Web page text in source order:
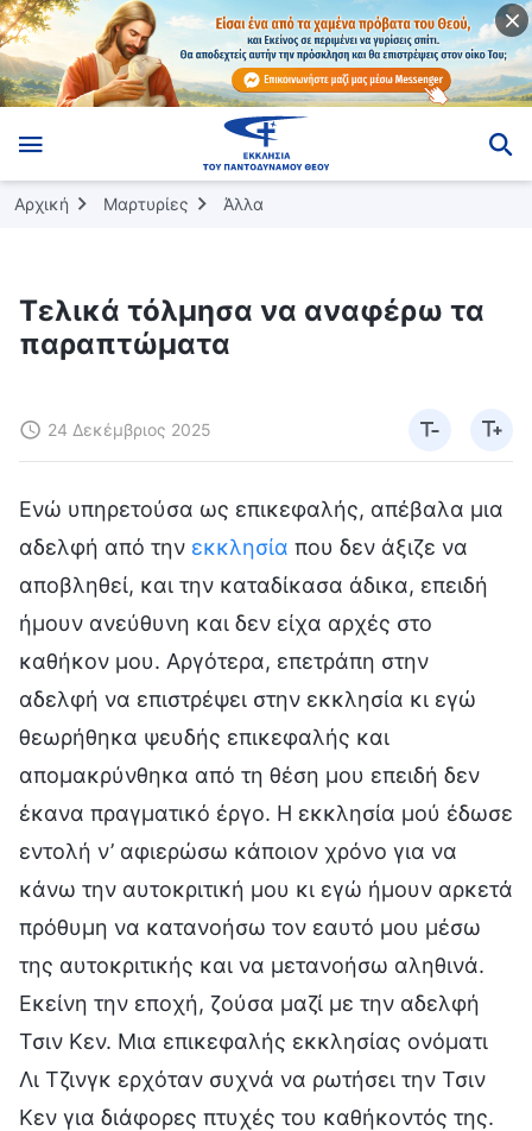
Αρχική Μαρτυρίες Άλλα
Τελικά τόλμησα να αναφέρω τα
παραπτώματα
24 Δεκέμβριος 2025
Ενώ υπηρετούσα ως επικεφαλής, απέβαλα μια
αδελφή από την εκκλησία που δεν άξιζε να
αποβληθεί, και την καταδίκασα άδικα, επειδή
ήμουν ανεύθυνη και δεν είχα αρχές στο
καθήκον μου. Αργότερα, επετράπη στην
αδελφή να επιστρέψει στην εκκλησία κι εγώ
θεωρήθηκα ψευδής επικεφαλής και
απομακρύνθηκα από τη θέση μου επειδή δεν
έκανα πραγματικό έργο. Η εκκλησία μού έδωσε
εντολή ν’ αφιερώσω κάποιον χρόνο για να
κάνω την αυτοκριτική μου κι εγώ ήμουν αρκετά
πρόθυμη να κατανοήσω τον εαυτό μου μέσω
της αυτοκριτικής και να μετανοήσω αληθινά.
Εκείνη την εποχή, ζούσα μαζί με την αδελφή
Τσιν Κεν. Μια επικεφαλής εκκλησίας ονόματι
Λι Τζινγκ ερχόταν συχνά να ρωτήσει την Τσιν
Κεν για διάφορες πτυχές του καθήκοντός της.